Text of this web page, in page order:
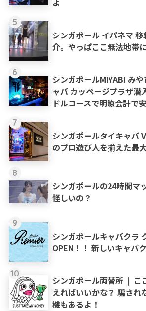
よ
5
シンガポール イパネマ
介。やっぱここ無法地帯
6
シンガポールMIYABI み
ャバ カッページプラザ潜
ドルコースで明瞭会計で
7
シンガポールタイキャバ
のプロ遊び人を揃えた最
8
シンガポールの24時間マ
怪しいの？
9
シンガポールキャバクラ
OPEN！！ 新しいキャバ
10
シンガポール両替所 ❘ こ
えればいいかな？ 騙され
機もあるよ！